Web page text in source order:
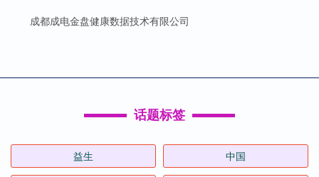
成都成电金盘健康数据技术有限公司
话题标签
益生 中国